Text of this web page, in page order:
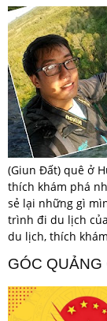
(Giun Đất) quê ở
thích khám phá
sẻ lại những gì
trình đi du lịch
du lịch, thích
GÓC